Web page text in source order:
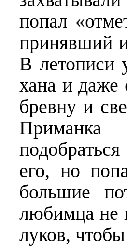
попал
принявший
В летописи
хана и даже
бревну и
Приманка
его, но
большие
любимца не
луков,